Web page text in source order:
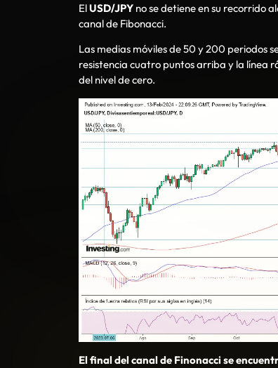
ElUSD/JPY no se detiene en su recorrido
canal de Fibonacci.
Las medias móviles de 50 y 200 periodos
resistencia cuatro puntos arriba y la línea
del nivel de cero.
El final del canal de Finonacci se